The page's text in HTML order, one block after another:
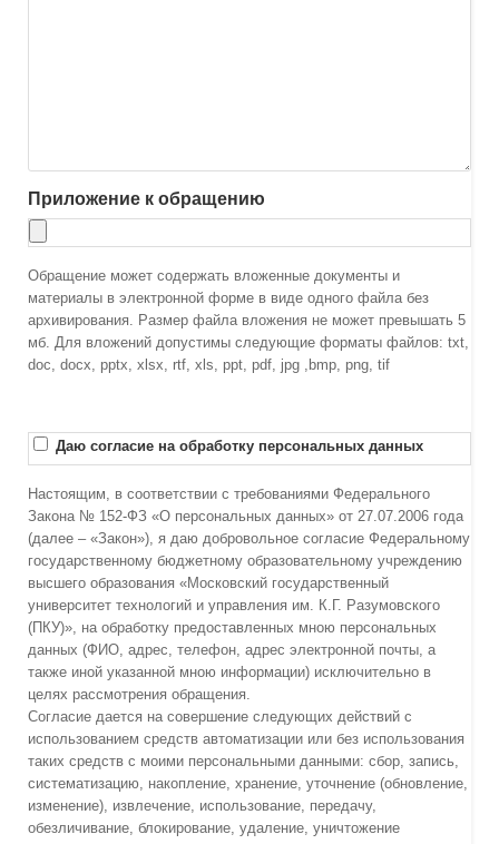
Приложение к обращению
Обращение может содержать вложенные документы и
материалы в электронной форме в виде одного файла без
архивирования. Размер файла вложения не может превышать 5
мб. Для вложений допустимы следующие форматы файлов: txt,
doc, docx, pptx, xlsx, rtf, xls, ppt, pdf, jpg ,bmp, png, tif
Даю согласие на обработку персональных данных
Настоящим, в соответствии с требованиями Федерального
Закона № 152-ФЗ «О персональных данных» от 27.07.2006 года
(далее – «Закон»), я даю добровольное согласие Федеральному
государственному бюджетному образовательному учреждению
высшего образования «Московский государственный
университет технологий и управления им. К.Г. Разумовского
(ПКУ)», на обработку предоставленных мною персональных
данных (ФИО, адрес, телефон, адрес электронной почты, а
также иной указанной мною информации) исключительно в
целях рассмотрения обращения.
Согласие дается на совершение следующих действий с
использованием средств автоматизации или без использования
таких средств с моими персональными данными: сбор, запись,
систематизацию, накопление, хранение, уточнение (обновление,
изменение), извлечение, использование, передачу,
обезличивание, блокирование, удаление, уничтожение